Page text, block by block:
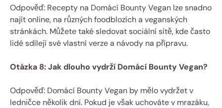
Odpověď: Recepty na Domácí Bounty Vegan lze snadno
najít online, na různých foodblozích a veganských
stránkách. Můžete také sledovat sociální sítě, kde často
lidé sdílejí své vlastní verze a návody na přípravu.
Otázka 8: Jak dlouho vydrží Domácí Bounty Vegan?
Odpověď: Domácí Bounty Vegan by mělo vydržet v
ledničce několik dní. Pokud je však uchováte v mrazáku,